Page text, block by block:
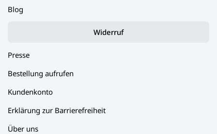
Blog
Widerruf
Presse
Bestellung aufrufen
Kundenkonto
Erklärung zur Barrierefreiheit
Über uns